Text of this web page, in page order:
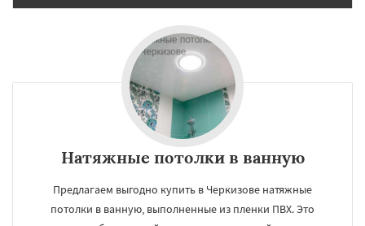
Натяжные потолки в ванную
Предлагаем выгодно купить в Черкизове натяжные
потолки в ванную, выполненные из пленки ПВХ. Это